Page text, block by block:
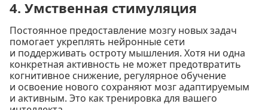
4. Умственная стимуляция
Постоянное предоставление мозгу новых задач
помогает укреплять нейронные сети
и поддерживать остроту мышления. Хотя ни одна
конкретная активность не может предотвратить
когнитивное снижение, регулярное обучение
и освоение нового сохраняют мозг адаптируемым
и активным. Это как тренировка для вашего